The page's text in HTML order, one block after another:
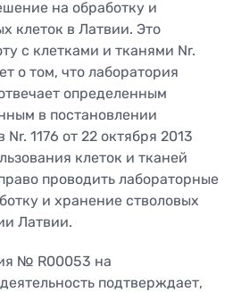
на обработку и
клеток в Латвии. Это
с клетками и тканями Nr.
о том, что лаборатория
определенным
в постановлении
1176 от 22 октября 2013
клеток и тканей
проводить лабораторные
и хранение стволовых
Латвии.
№ R00053 на
подтверждает,